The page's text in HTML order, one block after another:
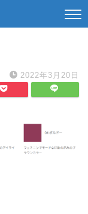
2022年3月20日